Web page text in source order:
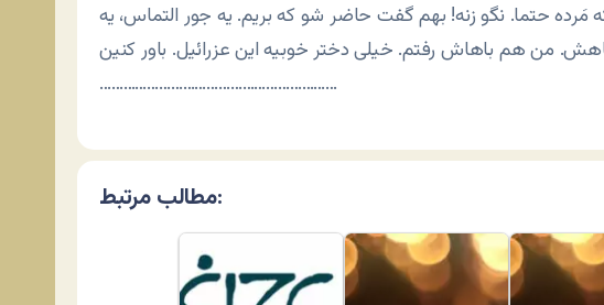
مَرده حتما. نگو زنه! بهم گفت حاضر شو که بریم. یه جور التماس، یه
……………………………………………………
مطالب مرتبط: